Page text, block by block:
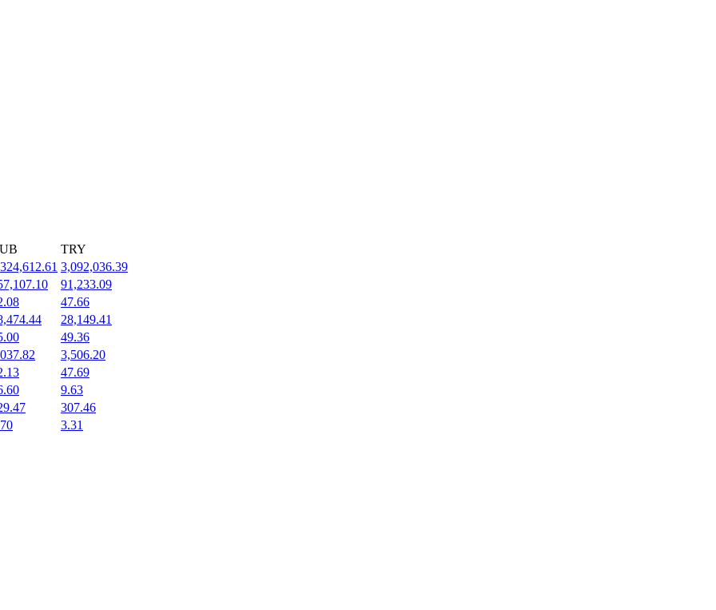
TRY
3,092,036.39
91,233.09
47.66
28,149.41
49.36
3,506.20
47.69
9.63
307.46
3.31